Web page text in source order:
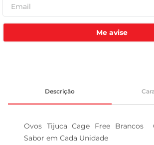
Me avise
Descrição
Ovos Tijuca Cage Free Brancos
Sabor em Cada Unidade